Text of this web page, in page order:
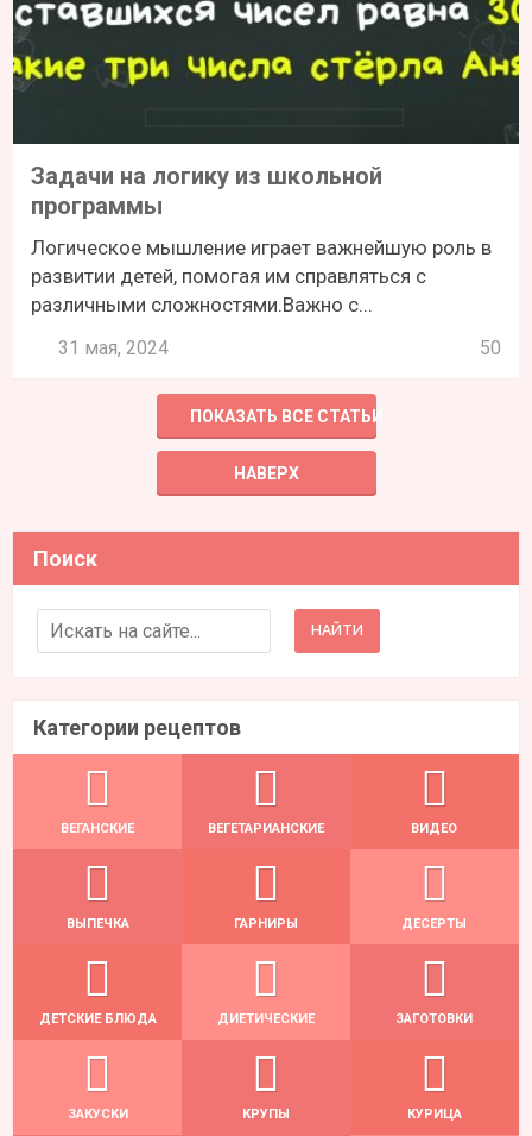
Задачи на логику из школьной
программы
Логическое мышление играет важнейшую роль в
развитии детей, помогая им справляться с
различными сложностями.Важно с...
31 мая, 2024 50
ПОКАЗАТЬ ВСЕ СТАТЬИ
НАВЕРХ
Поиск
Search for:
Категории рецептов
ВЕГАНСКИЕ ВЕГЕТАРИАНСКИЕ ВИДЕО
ВЫПЕЧКА ГАРНИРЫ ДЕСЕРТЫ
ДЕТСКИЕ БЛЮДА ДИЕТИЧЕСКИЕ ЗАГОТОВКИ
ЗАКУСКИ КРУПЫ КУРИЦА